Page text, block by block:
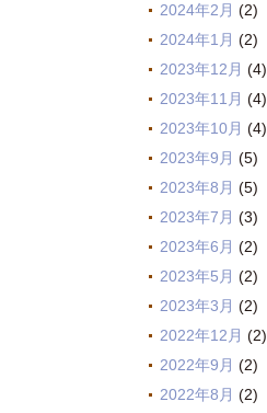
2024年2月 (2)
2024年1月 (2)
2023年12月 (4)
2023年11月 (4)
2023年10月 (4)
2023年9月 (5)
2023年8月 (5)
2023年7月 (3)
2023年6月 (2)
2023年5月 (2)
2023年3月 (2)
2022年12月 (2)
2022年9月 (2)
2022年8月 (2)